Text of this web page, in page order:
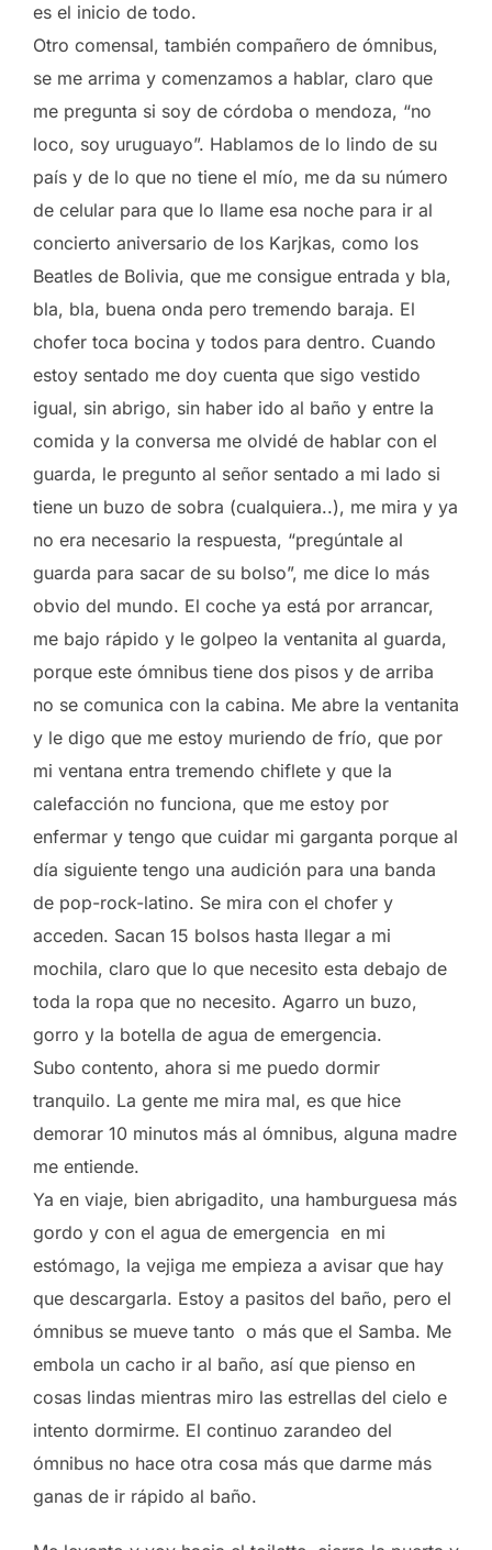
es el inicio de todo.
Otro comensal, también compañero de ómnibus,
se me arrima y comenzamos a hablar, claro que
me pregunta si soy de córdoba o mendoza, “no
loco, soy uruguayo”. Hablamos de lo lindo de su
país y de lo que no tiene el mío, me da su número
de celular para que lo llame esa noche para ir al
concierto aniversario de los Karjkas, como los
Beatles de Bolivia, que me consigue entrada y bla,
bla, bla, buena onda pero tremendo baraja. El
chofer toca bocina y todos para dentro. Cuando
estoy sentado me doy cuenta que sigo vestido
igual, sin abrigo, sin haber ido al baño y entre la
comida y la conversa me olvidé de hablar con el
guarda, le pregunto al señor sentado a mi lado si
tiene un buzo de sobra (cualquiera..), me mira y ya
no era necesario la respuesta, “pregúntale al
guarda para sacar de su bolso”, me dice lo más
obvio del mundo. El coche ya está por arrancar,
me bajo rápido y le golpeo la ventanita al guarda,
porque este ómnibus tiene dos pisos y de arriba
no se comunica con la cabina. Me abre la ventanita
y le digo que me estoy muriendo de frío, que por
mi ventana entra tremendo chiflete y que la
calefacción no funciona, que me estoy por
enfermar y tengo que cuidar mi garganta porque al
día siguiente tengo una audición para una banda
de pop-rock-latino. Se mira con el chofer y
acceden. Sacan 15 bolsos hasta llegar a mi
mochila, claro que lo que necesito esta debajo de
toda la ropa que no necesito. Agarro un buzo,
gorro y la botella de agua de emergencia.
Subo contento, ahora si me puedo dormir
tranquilo. La gente me mira mal, es que hice
demorar 10 minutos más al ómnibus, alguna madre
me entiende.
Ya en viaje, bien abrigadito, una hamburguesa más
gordo y con el agua de emergencia en mi
estómago, la vejiga me empieza a avisar que hay
que descargarla. Estoy a pasitos del baño, pero el
ómnibus se mueve tanto o más que el Samba. Me
embola un cacho ir al baño, así que pienso en
cosas lindas mientras miro las estrellas del cielo e
intento dormirme. El continuo zarandeo del
ómnibus no hace otra cosa más que darme más
ganas de ir rápido al baño.